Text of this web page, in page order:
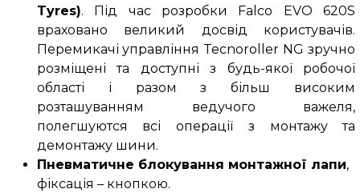
Tyres). Під час розробки Falco EVO 620S
враховано великий досвід користувачів.
Перемикачі управління Tecnoroller NG зручно
розміщені та доступні з будь-якої робочої
області і разом з більш високим
розташуванням ведучого важеля,
полегшуются всі операції з монтажу та
демонтажу шини.
Пневматичне блокування монтажної лапи,
фіксація – кнопкою.